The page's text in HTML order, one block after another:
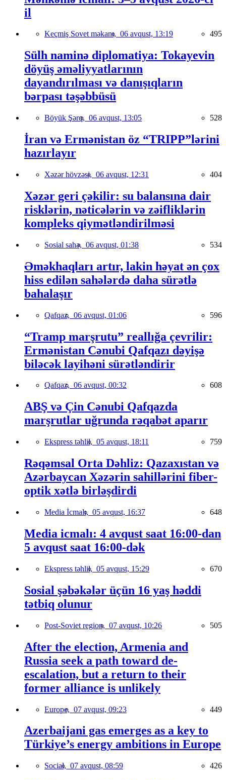
il
Keçmiş Sovet məkanı, 06 avqust, 13:19 495
Sülh naminə diplomatiya: Tokayevin
döyüş əməliyyatlarının
dayandırılması və danışıqların
bərpası təşəbbüsü
Böyük Şərq, 06 avqust, 13:05 528
İran və Ermənistan öz “TRIPP”lərini
hazırlayır
Xəzər hövzəsi, 06 avqust, 12:31 404
Xəzər geri çəkilir: su balansına dair
risklərin, nəticələrin və zəifliklərin
kompleks qiymətləndirilməsi
Sosial sahə, 06 avqust, 01:38 534
Əməkhaqları artır, lakin həyat ən çox
hiss edilən sahələrdə daha sürətlə
bahalaşır
Qafqaz, 06 avqust, 01:06 596
“Tramp marşrutu” reallığa çevrilir:
Ermənistan Cənubi Qafqazı dəyişə
biləcək layihəni sürətləndirir
Qafqaz, 06 avqust, 00:32 608
ABŞ və Çin Cənubi Qafqazda
marşrutlar uğrunda rəqabət aparır
Ekspress təhlil, 05 avqust, 18:11 759
Rəqəmsal Orta Dəhliz: Qazaxıstan və
Azərbaycan Xəzərin sahillərini fiber-
optik xətlə birləşdirdi
Media İcmalı, 05 avqust, 16:37 648
Media icmalı: 4 avqust saat 16:00-dan
5 avqust saat 16:00-dək
Ekspress təhlil, 05 avqust, 15:29 670
Sosial şəbəkələr üçün 16 yaş həddi
tətbiq olunur
Post-Soviet region, 07 avqust, 10:26 505
After the election, Armenia and
Russia seek a path toward de-
escalation, but a return to their
former alliance is unlikely
Europe, 07 avqust, 09:23 449
Azerbaijani gas emerges as a key to
Türkiye’s energy ambitions in Europe
Social, 07 avqust, 08:59 426